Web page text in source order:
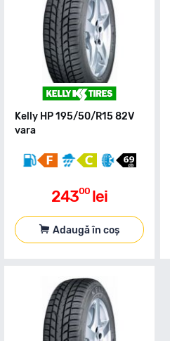
Kelly HP 195/50/R15 82V
vara
24300 lei
Adaugă în coș